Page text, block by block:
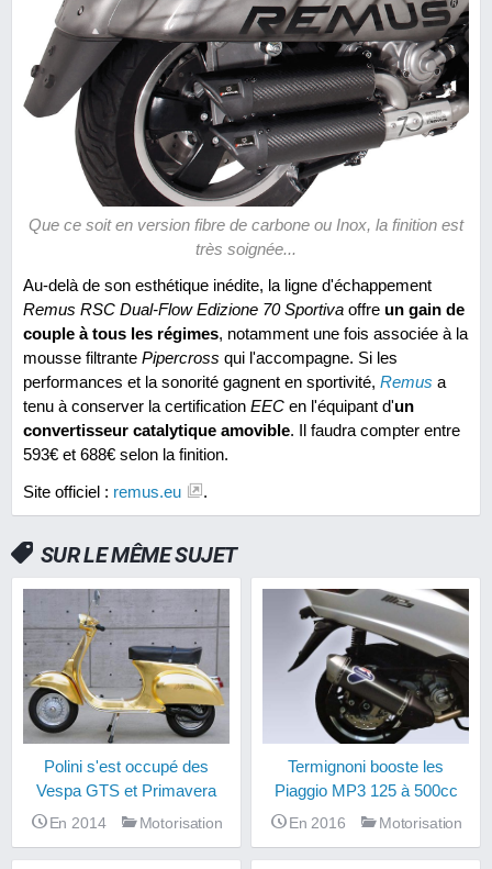
Que ce soit en version fibre de carbone ou Inox, la finition est
très soignée...
Au-delà de son esthétique inédite, la ligne d'échappement
Remus RSC Dual-Flow Edizione 70 Sportiva offre un gain de
couple à tous les régimes, notamment une fois associée à la
mousse filtrante Pipercross qui l'accompagne. Si les
performances et la sonorité gagnent en sportivité, Remus a
tenu à conserver la certification EEC en l'équipant d'un
convertisseur catalytique amovible. Il faudra compter entre
593€ et 688€ selon la finition.
Site officiel : remus.eu .
SUR LE MÊME SUJET
Polini s'est occupé des
Vespa GTS et Primavera
En 2014 Motorisation
Termignoni booste les
Piaggio MP3 125 à 500cc
En 2016 Motorisation